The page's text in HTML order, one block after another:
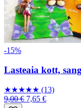
-15%
Lasteaia kott,
★★★★★ (13)
9,00 € 7,65 €